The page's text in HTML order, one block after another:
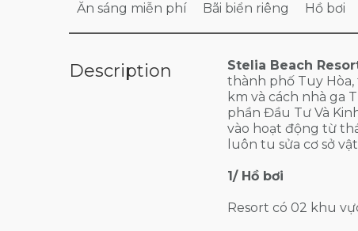
Ăn sáng miễn phí Bãi biển riêng Hồ bơi
Description Stelia Beach
thành phố Tuy Hòa,
km và cách nhà ga
phần Đầu Tư Và
vào hoạt động từ
luôn tu sửa cơ sở
1/ Hồ bơi
Resort có 02 khu